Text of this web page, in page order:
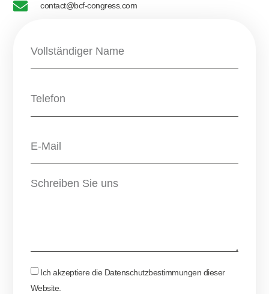
contact@bcf-congress.com
Ich akzeptiere die Datenschutzbestimmungen dieser
Website.